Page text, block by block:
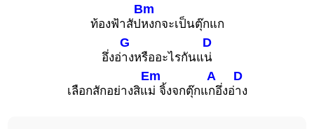
ท้องฟ้าสัป
Bm
หงกจะเป็นตุ๊กแก
อึ่งอ่
G
างหรืออะไรกันแ
D
น่
เลือกสักอย่างสิแ
Em
ม่ จิ้งจกตุ๊กแ
A
กอึ่งอ่
D
าง